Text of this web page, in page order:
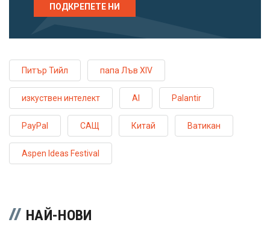
ПОДКРЕПЕТЕ НИ
Питър Тийл папа Лъв XIV
изкуствен интелект AI Palantir
PayPal САЩ Китай Ватикан
Aspen Ideas Festival
НАЙ-НОВИ